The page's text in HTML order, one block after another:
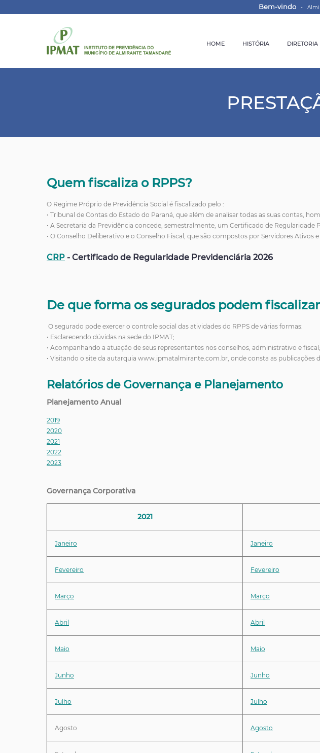
Bem-vindo-
HOME HISTÓRIA DIRETORIA
Quem fiscaliza o RPPS?
O Regime Próprio de Previdência Social é fiscalizado pelo :
• Tribunal de Contas do Estado do Paraná, que além de analisar todas as suas contas,
• A Secretaria da Previdência concede, semestralmente, um Certificado de
• O Conselho Deliberativo e o Conselho Fiscal, que são compostos por Servidores Ativos
CRP - Certificado de Regularidade Previdenciária 2026
De que forma os segurados podem fiscalizar
O segurado pode exercer o controle social das atividades do RPPS de várias formas:
• Esclarecendo dúvidas na sede do IPMAT;
• Acompanhando a atuação de seus representantes nos conselhos, administrativo e fiscal;
• Visitando o site da autarquia www.ipmatalmirante.com.br, onde consta as publicações
Relatórios de Governança e Planejamento
Planejamento Anual
2019
2020
2021
2022
2023
Governança Corporativa
2021
Janeiro Janeiro
Fevereiro Fevereiro
Março Março
Abril Abril
Maio Maio
Junho Junho
Julho Julho
Agosto Agosto